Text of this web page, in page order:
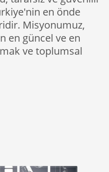
en önde
Misyonumuz,
en güncel ve en
ve toplumsal